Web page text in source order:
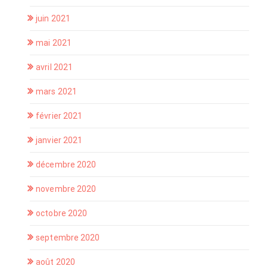
juin 2021
mai 2021
avril 2021
mars 2021
février 2021
janvier 2021
décembre 2020
novembre 2020
octobre 2020
septembre 2020
août 2020